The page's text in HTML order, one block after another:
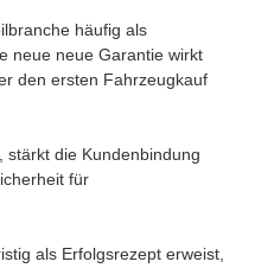
häufig als
neue neue Garantie wirkt
den ersten Fahrzeugkauf
stärkt die Kundenbindung
für
als Erfolgsrezept erweist,